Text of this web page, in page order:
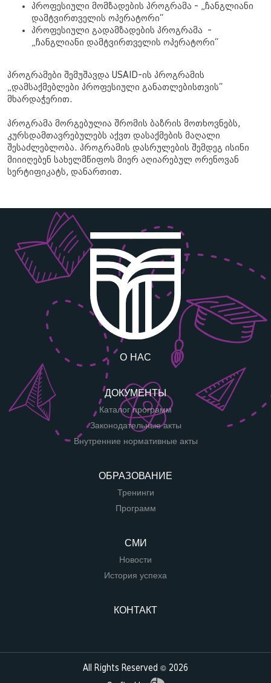
პროფესიული მომზადების პროგრამა - „ჩანგლიანი
დამტვირთველის ოპერატორი“
პროფესიული გადამზადების პროგრამა -
„ჩანგლიანი დამტვირთველის ოპერატორი“
პროგრამები შემუშავდა USAID-ის პროგრამის
„დამსაქმებლები პროფესიული განათლებისთვის“
მხარდაჭერით.
პროგრამა მორგებულია შრომის ბაზრის მოთხოვნებს,
კურსდამთავრებულებს აქვთ დასაქმების მაღალი
შესაძლებლობა. პროგრამის დასრულების შემდეგ ისინი
მიიიღებენ სახელმწიფოს მიერ აღიარებულ ორენოვან
სერტიფიკატს, დანართით.
О НАС
ДОКУМЕНТЫ
Каталог программ
Законодательные акты
Внутренние нормативные акты
ОБРАЗОВАНИЕ
Тренинги
Программ
СМИ
Новости
История успеха
КОНТАКТ
All Rights Reserved © 2026